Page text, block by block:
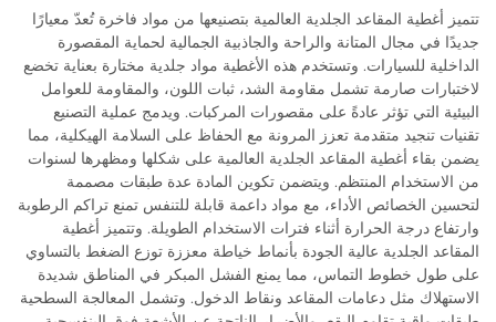
تتميز أغطية المقاعد الجلدية العالمية بتصنيعها من مواد فاخرة تُعدّ معيارًا
جديدًا في مجال المتانة والراحة والجاذبية الجمالية لحماية المقصورة
الداخلية للسيارات. وتستخدم هذه الأغطية مواد جلدية مختارة بعناية تخضع
لاختبارات صارمة تشمل مقاومة الشد، ثبات اللون، والمقاومة للعوامل
البيئية التي تؤثر عادةً على مقصورات المركبات. ويدمج عملية التصنيع
تقنيات تنجيد متقدمة تعزز المرونة مع الحفاظ على السلامة الهيكلية، مما
يضمن بقاء أغطية المقاعد الجلدية العالمية على شكلها ومظهرها لسنوات
من الاستخدام المنتظم. ويتضمن تكوين المادة عدة طبقات مصممة
لتحسين الخصائص الأداء، مع مواد داعمة قابلة للتنفس تمنع تراكم الرطوبة
وارتفاع درجة الحرارة أثناء فترات الاستخدام الطويلة. وتتميز أغطية
المقاعد الجلدية عالية الجودة بأنماط خياطة معززة توزع الضغط بالتساوي
على طول خطوط التماس، مما يمنع الفشل المبكر في المناطق شديدة
الاستهلاك مثل دعامات المقاعد ونقاط الدخول. وتشمل المعالجة السطحية